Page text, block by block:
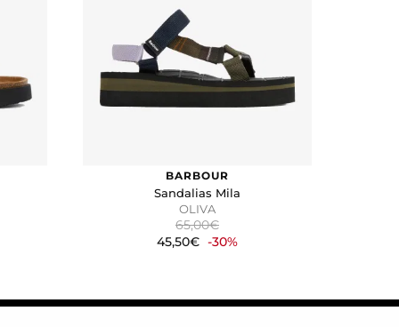
BARBOUR
Sandalias Mila
OLIVA
65,00€
45,50€ -30%